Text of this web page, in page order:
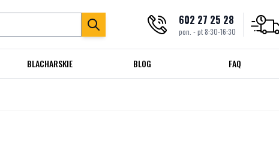
602 27 25 28
pon. - pt 8:30-16:30
BLACHARSKIE BLOG FAQ